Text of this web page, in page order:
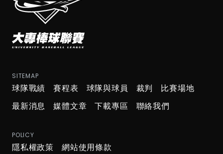
SITEMAP
球隊戰績 賽程表 球隊與球員 裁判
比賽場地
最新消息
媒體文章 下載專區 聯絡我們
POLICY
隱私權政策 網站使用條款